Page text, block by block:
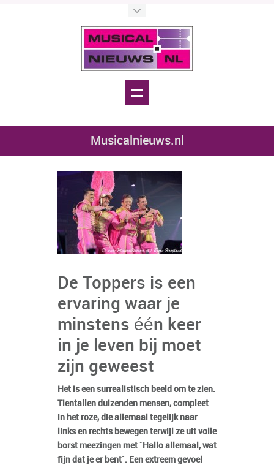
Musicalnieuws.nl
De Toppers is een
ervaring waar je
minstens één keer
in je leven bij moet
zijn geweest
Het is een surrealistisch beeld om te zien.
Tientallen duizenden mensen, compleet
in het roze, die allemaal tegelijk naar
links en rechts bewegen terwijl ze uit volle
borst meezingen met ´Hallo allemaal, wat
fijn dat je er bent´. Een extreem gevoel